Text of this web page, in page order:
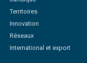
Territoires
Innovation
Réseaux
International et export